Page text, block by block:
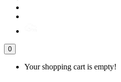
0
Your shopping cart is empty!